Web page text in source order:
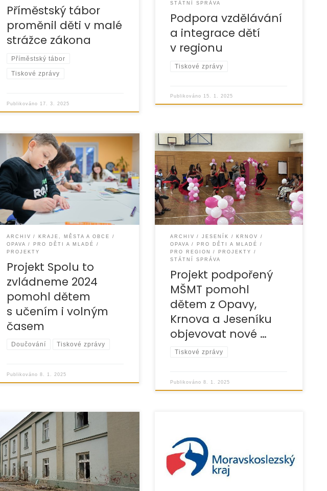
Příměstský tábor
proměnil děti v malé
strážce zákona
Příměstský tábor
Tiskové zprávy
Publikováno 17. 3. 2025
STÁTNÍ SPRÁVA
Podpora vzdělávání
a integrace dětí
v regionu
Tiskové zprávy
Publikováno 15. 1. 2025
Organizace EUROTOPIA.CZ, o.p.s.
úspěšně realizovala projekt „Spolu to
zvládneme 2024“, zaměřený na
podporu školní úspěšnosti dětí
a mládeže a jejich pozitivního
trávení
ARCHIV
KRAJE, MĚSTA A OBCE
OPAVA
PRO DĚTI A MLADÉ
PROJEKTY
Projekt Spolu to
zvládneme 2024
pomohl dětem
s učením i volným
časem
Doučování Tiskové zprávy
Publikováno8. 1. 2025
EUROTOPIA.CZ, o.p.s. se i v roce 2024
věnovala podpoře dětí a mládeže
v regionech Opava, Krnov a Jeseník.
Díky projektu „Rok plný zážitků
s EUROTOPIÍ“, podpořenému
ARCHIV JESENÍK
KRNOV
OPAVA
PRO DĚTI A MLADÉ
PRO REGION
PROJEKTY
STÁTNÍ SPRÁVA
Projekt podpořený
MŠMT pomohl
dětem z Opavy,
Krnova a Jeseníku
objevovat nové …
Tiskové zprávy
Publikováno8. 1. 2025
Komunitní práci v Opavě realizujeme
od roku 2016 v lokalitě U Cukrovaru
a v posledních letech v lokalitě
Latarna. Dlouhodobým
podporovatelem těchto aktivit je
také Úřad
předstihem naše organizace nadělila
dva vánoční dárky, které v závěru
prosince představila veřejnosti. Jak
v Asistenčním, mediačním